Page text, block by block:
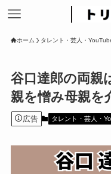
ホーム タレント・芸人・
谷口達郎の両親
親を憎み母親を
広告 タレント・芸人・